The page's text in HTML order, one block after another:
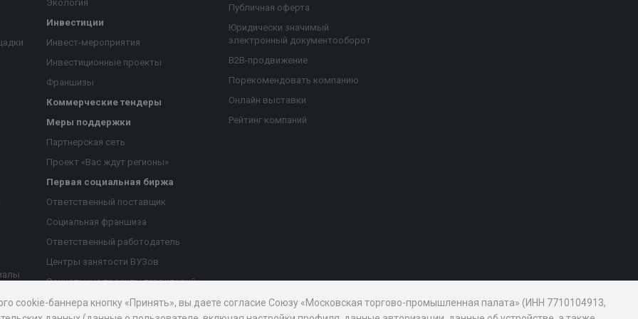
Экология
Инвестиции
Инвест-мероприятия
Инвестиционные проекты
Франшизы
Коммерческие тендеры
Меры поддержки
Партнерская сеть
Проект «Вас ждут регионы»
Первая социальная биржа
Ответственный поставщик
Социальная франшиза
Ответственный работодатель
Центры занятости ВУЗов
Социальные проекты территорий
Благотворительный проект
Публичная оферта
Юридически значимый
электронный документооборот
B2B-продвижение
Порекомендовать компанию
Онлайн выставки
Рейтинг компаний
cookie-баннера кнопку «Принять», вы даете согласие Союзу «Московская торгово-промышленная палата» (ИНН 7710104913,